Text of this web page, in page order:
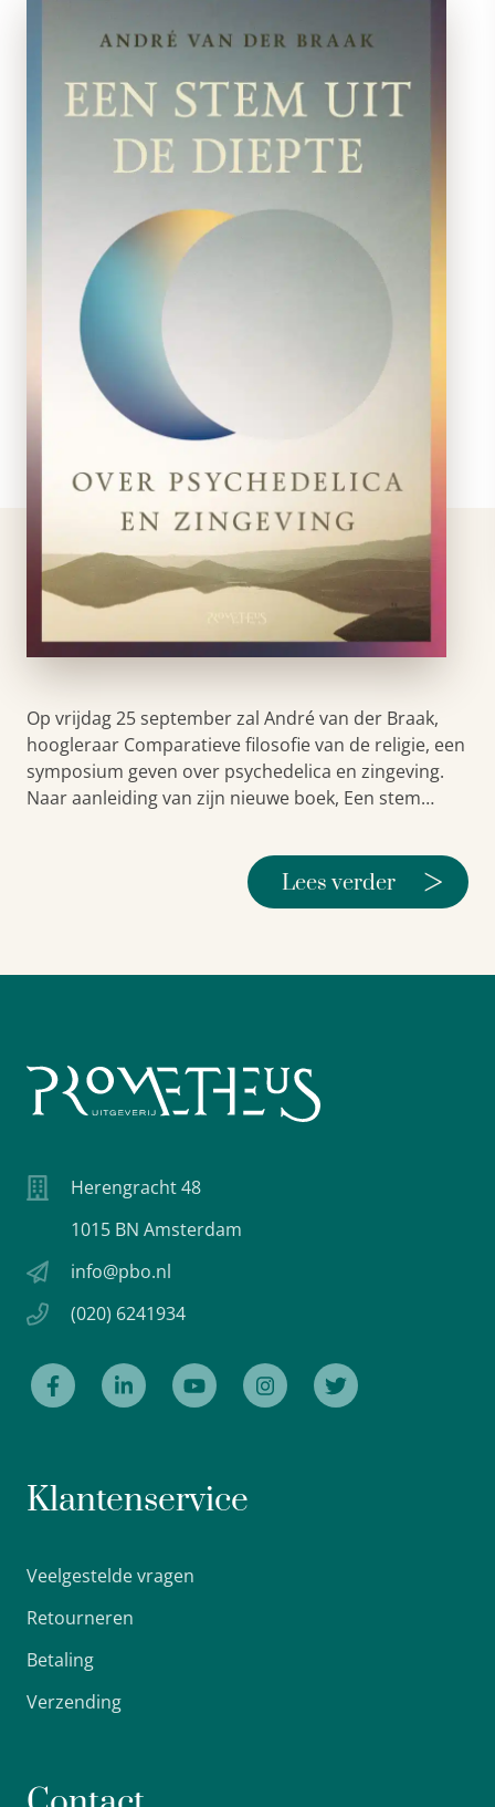
Op vrijdag 25 september zal André van der Braak,
hoogleraar Comparatieve filosofie van de religie, een
symposium geven over psychedelica en zingeving.
Naar aanleiding van zijn nieuwe boek, Een stem…
Lees verder >
Herengracht 48
1015 BN Amsterdam
info@pbo.nl
(020) 6241934
Klantenservice
Veelgestelde vragen
Retourneren
Betaling
Verzending